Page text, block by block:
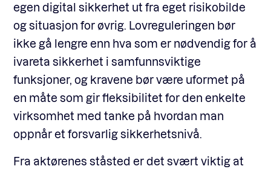
egen digital sikkerhet ut fra eget risikobilde
og situasjon for øvrig. Lovreguleringen bør
ikke gå lengre enn hva som er nødvendig for å
ivareta sikkerhet i samfunnsviktige
funksjoner, og kravene bør være uformet på
en måte som gir fleksibilitet for den enkelte
virksomhet med tanke på hvordan man
oppnår et forsvarlig sikkerhetsnivå.
Fra aktørenes ståsted er det svært viktig at